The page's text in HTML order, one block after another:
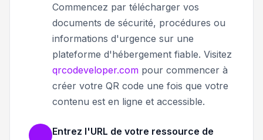
Commencez par télécharger vos
documents de sécurité, procédures ou
informations d'urgence sur une
plateforme d'hébergement fiable. Visitez
qrcodeveloper.com pour commencer à
créer votre QR code une fois que votre
contenu est en ligne et accessible.
Entrez l'URL de votre ressource de